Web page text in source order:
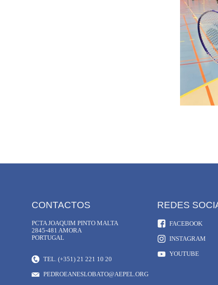
TEL. (+351) 21 221 10 20
PEDROEANESLOBATO@AEPEL.ORG
FACEBOOK
INSTAGRAM
YOUTUBE
CONTACTOS
PCTA JOAQUIM PINTO MALTA
2845-481 AMORA
PORTUGAL
REDES